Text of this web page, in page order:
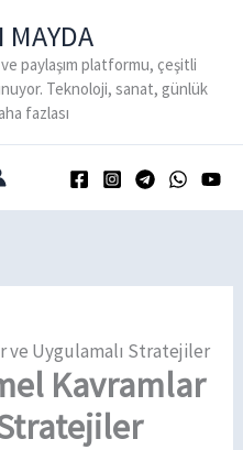
MAYDA
paylaşım platformu, çeşitli
Teknoloji, sanat, günlük
fazlası
ve Uygulamalı Stratejiler
Kavramlar